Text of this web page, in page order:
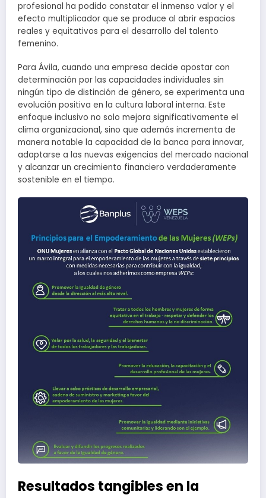
profesional ha podido constatar el inmenso valor y el
efecto multiplicador que se produce al abrir espacios
reales y equitativos para el desarrollo del talento
femenino.
Para Ávila, cuando una empresa decide apostar con
determinación por las capacidades individuales sin
ningún tipo de distinción de género, se experimenta una
evolución positiva en la cultura laboral interna. Este
enfoque inclusivo no solo mejora significativamente el
clima organizacional, sino que además incrementa de
manera notable la capacidad de la banca para innovar,
adaptarse a las nuevas exigencias del mercado nacional
y alcanzar un crecimiento financiero verdaderamente
sostenible en el tiempo.
Resultados tangibles en la